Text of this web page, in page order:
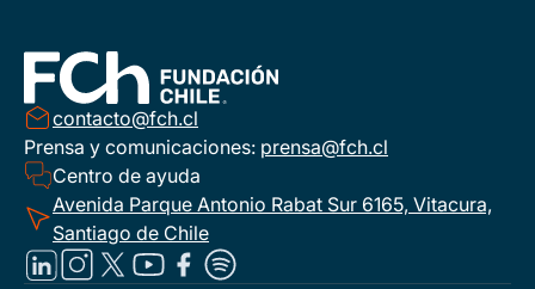
contacto@fch.cl
Prensa y comunicaciones: prensa@fch.cl
Centro de ayuda
Avenida Parque Antonio Rabat Sur 6165, Vitacura,
Santiago de Chile